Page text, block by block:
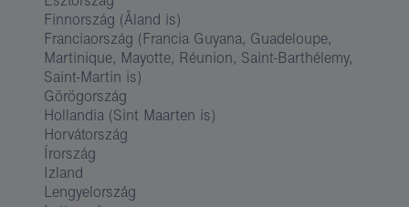
Finnország (Åland is)
Franciaország (Francia Guyana, Guadeloupe,
Martinique, Mayotte, Réunion, Saint-Barthélemy,
Saint-Martin is)
Görögország
Hollandia (Sint Maarten is)
Horvátország
Írország
Izland
Lengyelország